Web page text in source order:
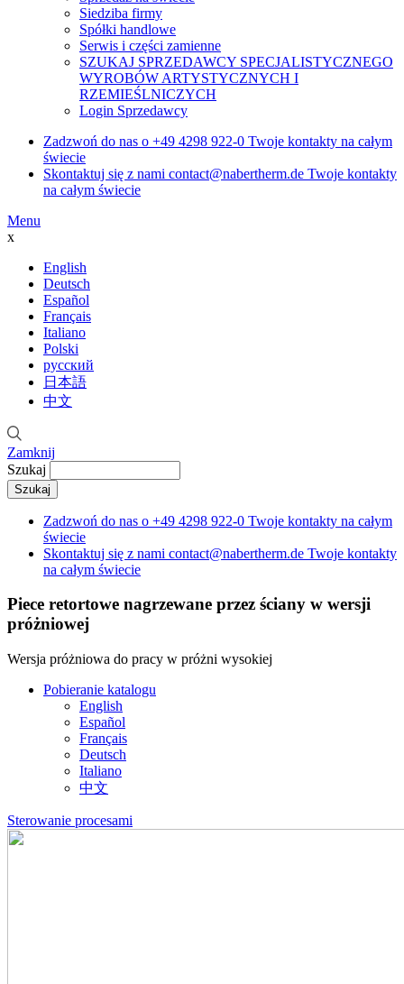
Siedziba firmy
Spółki handlowe
Serwis i części zamienne
SZUKAJ SPRZEDAWCY SPECJALISTYCZNEGO
WYROBÓW ARTYSTYCZNYCH I
RZEMIEŚLNICZYCH
Login Sprzedawcy
Zadzwoń do nas o +49 4298 922-0 Twoje kontakty na całym
świecie
Skontaktuj się z nami contact@nabertherm.de Twoje kontakty
na całym świecie
Menu
x
English
Deutsch
Español
Français
Italiano
Polski
русский
日本語
中文
Zamknij
Szukaj
Zadzwoń do nas o +49 4298 922-0 Twoje kontakty na całym
świecie
Skontaktuj się z nami contact@nabertherm.de Twoje kontakty
na całym świecie
Piece retortowe nagrzewane przez ściany w wersji
próżniowej
Wersja próżniowa do pracy w próżni wysokiej
Pobieranie katalogu
English
Español
Français
Deutsch
Italiano
中文
Sterowanie procesami